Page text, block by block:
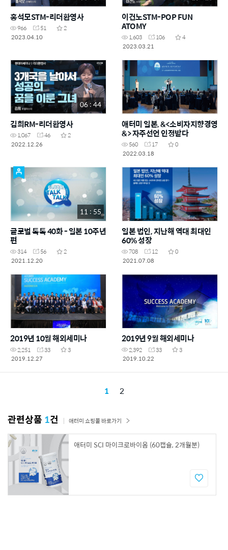
홍석모STM-리더환영사
966 51
2
2023.04.10
이건노STM-POP FUN
ATOMY
1,603 106
4
2023.03.21
06 : 44
김희RM-리더환영사
1,067 46
2
2022.12.26
애터미 일본, &<소비자지향경영
&> 자주선언 인정받다
560 17
0
2022.03.18
11 : 55
글로벌 톡톡 40화 - 일본 10주년
편
314 56
2
2021.12.20
일본 법인, 지난해 역대 최대인
60% 성장
708 12
0
2021.07.08
2019년 10월 해외세미나
2,251 33
3
2019.12.27
2019년 9월 해외세미나
2,392 33
3
2019.10.22
1 2
관련상품 1건 애터미 쇼핑몰 바로가기
애터미 SCI 마이크로바이옴 (60캡슐, 2개월분)